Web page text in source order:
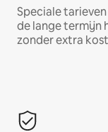
Speciale
de lange termijn
zonder extra